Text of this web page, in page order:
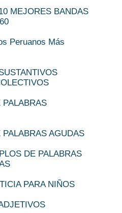
MEJORES BANDAS
Peruanos Más
PALABRAS
AGUDAS
DE PALABRAS
PARA NIÑOS